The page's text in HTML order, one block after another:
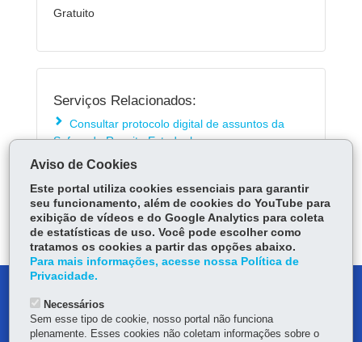
Gratuito
Serviços Relacionados:
Consultar protocolo digital de assuntos da
Sefa e da Receita Estadual
ÓRGÃO RESPONSÁVEL
DEIXE SUA OPINIÃO
OUVIDORIA
Aviso de Cookies
Este portal utiliza cookies essenciais para garantir
seu funcionamento, além de cookies do YouTube para
exibição de vídeos e do Google Analytics para coleta
de estatísticas de uso. Você pode escolher como
tratamos os cookies a partir das opções abaixo.
Para mais informações, acesse nossa Política de
Privacidade.
Necessários
Sem esse tipo de cookie, nosso portal não funciona
plenamente. Esses cookies não coletam informações sobre o